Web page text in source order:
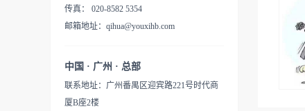
传真： 020-8582 5354
邮箱地址：qihua@youxihb.com
中国 · 广州 · 总部
联系地址：广州番禺区迎宾路221号时代商
厦B座2楼